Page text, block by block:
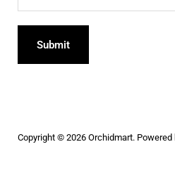
Submit
Copyright © 2026 Orchidmart. Powered